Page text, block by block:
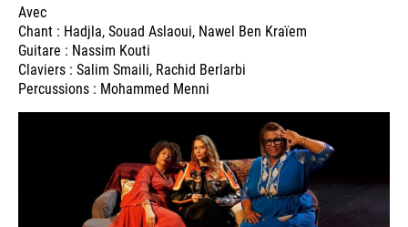
Avec
Chant : Hadjla, Souad Aslaoui, Nawel Ben Kraïem
Guitare : Nassim Kouti
Claviers : Salim Smaili, Rachid Berlarbi
Percussions : Mohammed Menni